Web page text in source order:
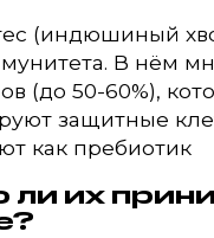
(индюшиный
В нём
(до 50-60%),
защитные
как пребиотик
их